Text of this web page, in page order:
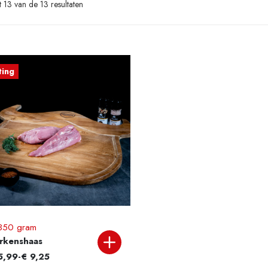
13 van de 13 resultaten
gram
-€ 9,25€ 5,99 tot € 9,25